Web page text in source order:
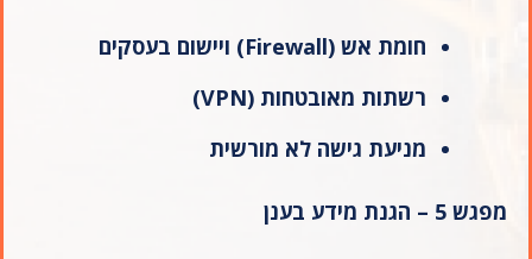
חומת אש(Firewall)
ויישום בעסקים
רשתות מאובטחות (VPN)
מניעת גישה לא מורשית
מפגש 5 – הגנת מידע בענן